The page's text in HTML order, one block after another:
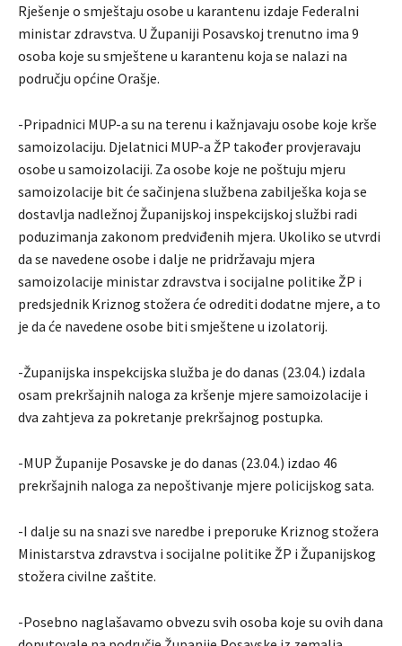
Rješenje o smještaju osobe u karantenu izdaje Federalni
ministar zdravstva. U Županiji Posavskoj trenutno ima 9
osoba koje su smještene u karantenu koja se nalazi na
području općine Orašje.
-Pripadnici MUP-a su na terenu i kažnjavaju osobe koje krše
samoizolaciju. Djelatnici MUP-a ŽP također provjeravaju
osobe u samoizolaciji. Za osobe koje ne poštuju mjeru
samoizolacije bit će sačinjena službena zabilješka koja se
dostavlja nadležnoj Županijskoj inspekcijskoj službi radi
poduzimanja zakonom predviđenih mjera. Ukoliko se utvrdi
da se navedene osobe i dalje ne pridržavaju mjera
samoizolacije ministar zdravstva i socijalne politike ŽP i
predsjednik Kriznog stožera će odrediti dodatne mjere, a to
je da će navedene osobe biti smještene u izolatorij.
-Županijska inspekcijska služba je do danas (23.04.) izdala
osam prekršajnih naloga za kršenje mjere samoizolacije i
dva zahtjeva za pokretanje prekršajnog postupka.
-MUP Županije Posavske je do danas (23.04.) izdao 46
prekršajnih naloga za nepoštivanje mjere policijskog sata.
-I dalje su na snazi sve naredbe i preporuke Kriznog stožera
Ministarstva zdravstva i socijalne politike ŽP i Županijskog
stožera civilne zaštite.
-Posebno naglašavamo obvezu svih osoba koje su ovih dana